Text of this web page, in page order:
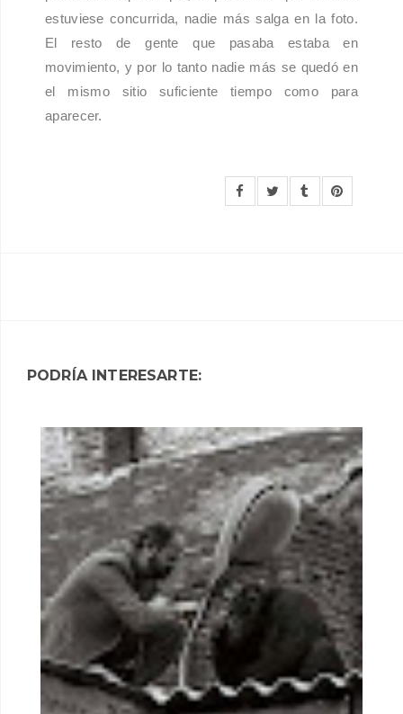
estuviese concurrida, nadie más salga en la foto.
El resto de gente que pasaba estaba en
movimiento, y por lo tanto nadie más se quedó en
el mismo sitio suficiente tiempo como para
aparecer.
PODRÍA INTERESARTE: